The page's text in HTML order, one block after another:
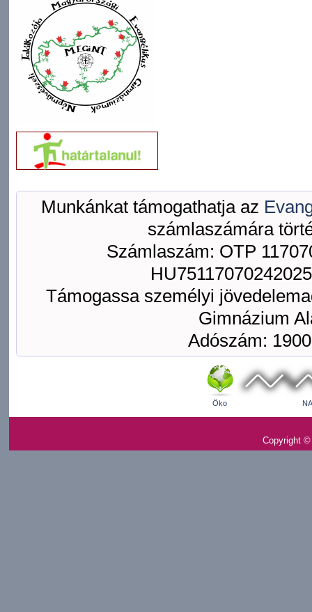
Munkánkat támogathatja az
számlaszámára
Számlaszám: OTP
Támogassa személyi
Gimnázium
Adószám:
Öko
Copyright